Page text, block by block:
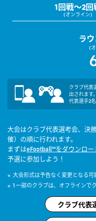
1回戦～2回
(オンライン)
ラ
(
クラブ代表
出されます。
代表選手2
大会はクラブ代表選考会、決
催）の順に行われます。
まずはeFootball™をダウンロー
予選に参加しよう！
大会形式は予告なく変更となる可
1 一部のクラブは、オフラインで
クラブ代表